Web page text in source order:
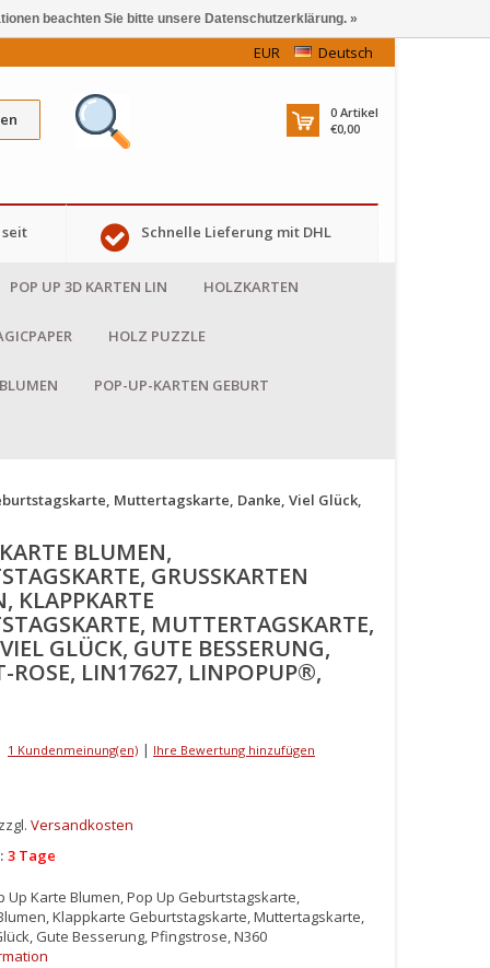
EUR Deutsch
0 Artikel
€0,00
Schnelle Lieferung mit DHL
POP UP 3D KARTEN LIN HOLZKARTEN
HOLZ PUZZLE
POP-UP-KARTEN GEBURT
Muttertagskarte, Danke, Viel Glück,
BLUMEN,
GRUSSKARTEN B
G
MUTTERTAGSKARTE, D
GLÜCK, GUTE BESSERUNG, P
LIN17627, LINPOPUP®, N
1 Kundenmeinung(en) | Ihre Bewertung hinzufügen
Versandkosten
3 Tage
Up Karte Blumen, Pop Up Geburtstagskarte,
Klappkarte Geburtstagskarte, Muttertagskarte,
Gute Besserung, Pfingstrose, N360
beachten Sie bitte unsere Datenschutzerklärung. »